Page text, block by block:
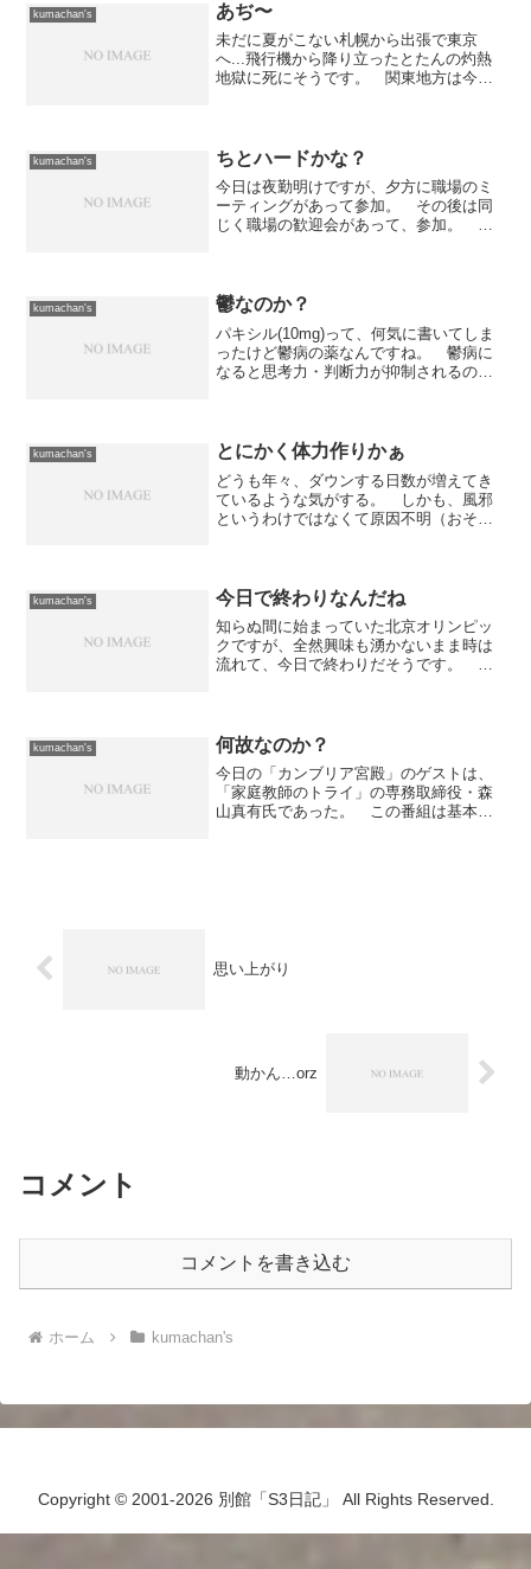
kumachan's あぢ〜
未だに夏がこない札幌から出張で東京
へ...飛行機から降り立ったとたんの灼熱
地獄に死にそうです。 関東地方は今日
ですからねぇ。とり...
kumachan's ちとハードかな？
今日は夜勤明けですが、夕方に職場のミ
ーティングがあって参加。 その後は同
じく職場の歓迎会があって、参加。 そ
が、夕方に会社のミーテ...
kumachan's 鬱なのか？
パキシル(10mg)って、何気に書いてしま
ったけど鬱病の薬なんですね。 鬱病に
なると思考力・判断力が抑制されるのだ
ネックスに口座...
kumachan's とにかく体力作りかぁ
どうも年々、ダウンする日数が増えてき
ているような気がする。 しかも、風邪
というわけではなくて原因不明（おそら
した。 ツレは幼少の頃か...
kumachan's 今日で終わりなんだね
知らぬ間に始まっていた北京オリンピッ
クですが、全然興味も湧かないまま時は
流れて、今日で終わりだそうです。 何
な気がします。それにして...
kumachan's 何故なのか？
今日の「カンブリア宮殿」のゲストは、
「家庭教師のトライ」の専務取締役・森
山真有氏であった。 この番組は基本的
思い上がり
動かん…orz
コメント
コメントを書き込む
ホーム kumachan's
Copyright © 2001-2026 別館「S3日記」 All Rights Reserved.